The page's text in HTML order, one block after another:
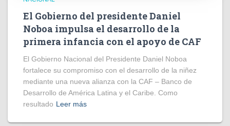
El Gobierno del presidente Daniel
Noboa impulsa el desarrollo de la
primera infancia con el apoyo de CAF
El Gobierno Nacional del Presidente Daniel Noboa
fortalece su compromiso con el desarrollo de la niñez
mediante una nueva alianza con la CAF – Banco de
Desarrollo de América Latina y el Caribe. Como
resultado Leer más